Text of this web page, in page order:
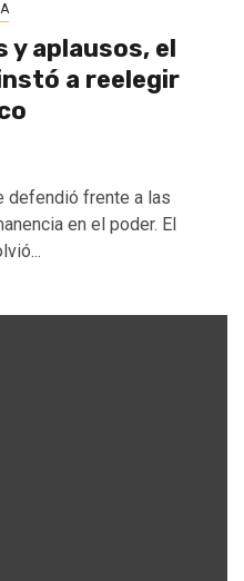
y aplausos, el
a reelegir
defendió frente a las
en el poder. El